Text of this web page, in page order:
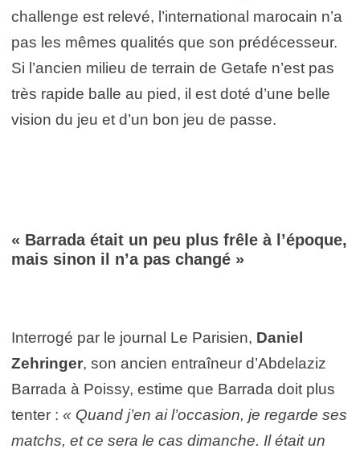
challenge est relevé, l’international marocain n’a
pas les mêmes qualités que son prédécesseur.
Si l’ancien milieu de terrain de Getafe n’est pas
très rapide balle au pied, il est doté d’une belle
vision du jeu et d’un bon jeu de passe.
« Barrada était un peu plus frêle à l’époque,
mais sinon il n’a pas changé »
Interrogé par le journal Le Parisien, Daniel
Zehringer, son ancien entraîneur d’Abdelaziz
Barrada à Poissy, estime que Barrada doit plus
tenter : « Quand j’en ai l’occasion, je regarde ses
matchs, et ce sera le cas dimanche. Il était un